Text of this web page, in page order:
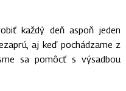
každý deň aspoň jeden
aj keď pochádzame z
sa pomôcť s výsadbou